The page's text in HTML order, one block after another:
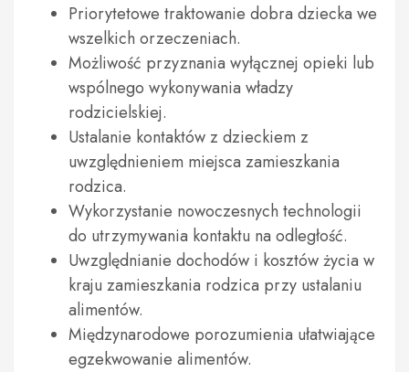
Priorytetowe traktowanie dobra dziecka we
wszelkich orzeczeniach.
Możliwość przyznania wyłącznej opieki lub
wspólnego wykonywania władzy
rodzicielskiej.
Ustalanie kontaktów z dzieckiem z
uwzględnieniem miejsca zamieszkania
rodzica.
Wykorzystanie nowoczesnych technologii
do utrzymywania kontaktu na odległość.
Uwzględnianie dochodów i kosztów życia w
kraju zamieszkania rodzica przy ustalaniu
alimentów.
Międzynarodowe porozumienia ułatwiające
egzekwowanie alimentów.